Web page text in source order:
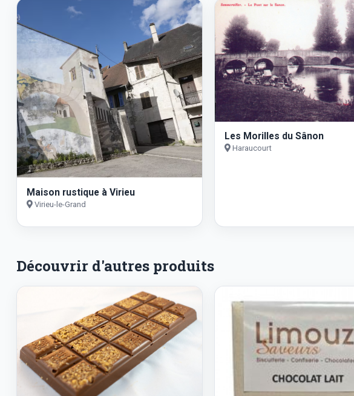
Maison rustique à Virieu
Virieu-le-Grand
Les Morilles du Sânon
Haraucourt
Découvrir d'autres produits